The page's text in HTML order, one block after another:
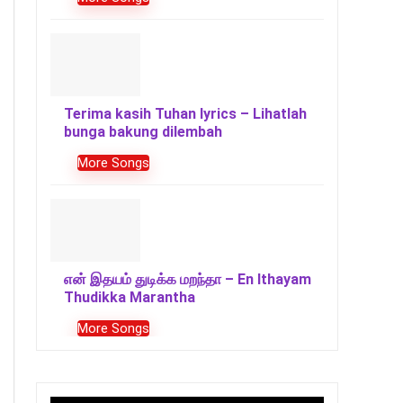
Terima kasih Tuhan lyrics – Lihatlah
bunga bakung dilembah
More Songs
என் இதயம் துடிக்க மறந்தா – En Ithayam
Thudikka Marantha
More Songs